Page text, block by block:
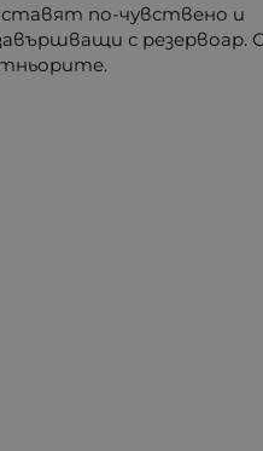
по-чувствено и
с резервоар.